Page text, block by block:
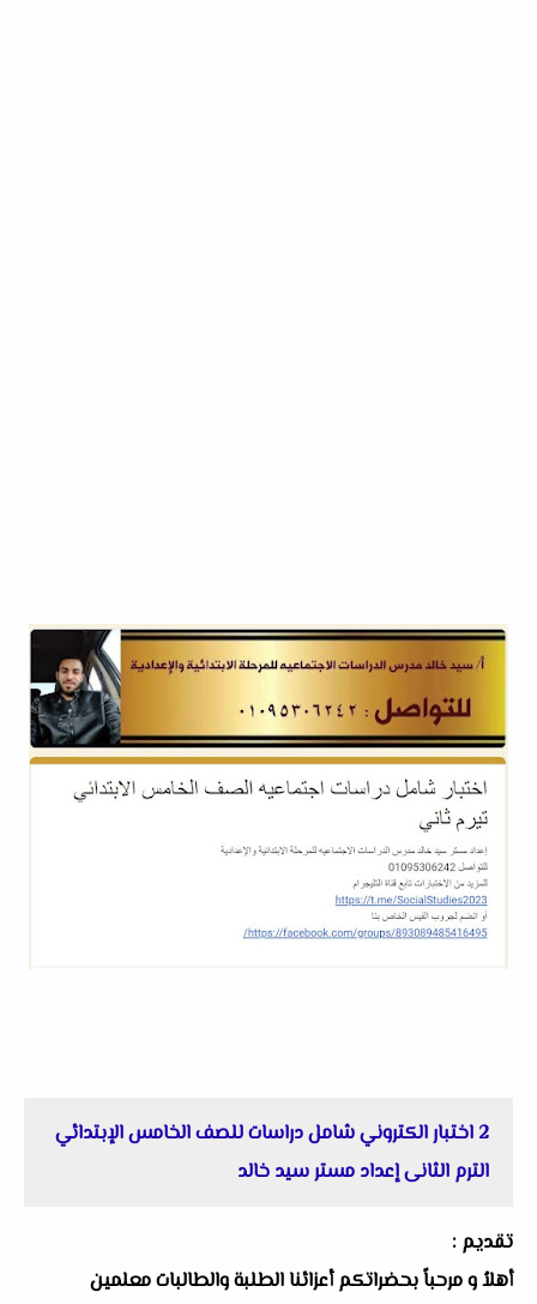
2 اختبار الكتروني شامل دراسات للصف الخامس الإبتدائي
الترم الثانى إعداد مستر سيد خالد
تقديم :
أهلاُ و مرحباً بحضراتكم أعزائنا الطلبة والطالبات معلمين